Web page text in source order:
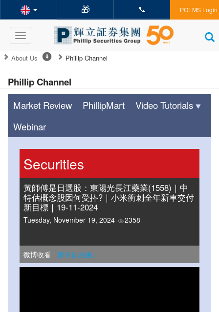
🎁 📞 POEMS Login
Toggle
navigation
About Us Phillip Channel
Phillip Channel
Market Review PhillipMart
Video Tutorials
Webinar
Securities
黃師傅是日選股：東陽光長江藥業(1558)｜中
特估概念股因何受捧?｜小米衝刺全年新車交付
新目標｜19-11-2024
Tuesday, November 19, 2024 2358
微博收看 「開市起跑線」